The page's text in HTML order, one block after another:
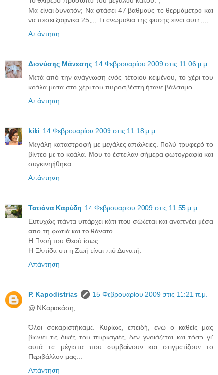
Μα είναι δυνατόν; Να φτάσει 47 βαθμούς το θερμόμετρο και
να πέσει ξαφνικά 25;;;; Τι ανωμαλία της φύσης είναι αυτή;;;;
Απάντηση
Διονύσης Μάνεσης 14 Φεβρουαρίου 2009 στις 11:06 μ.μ.
Μετά από την ανάγνωση ενός τέτοιου κειμένου, το χέρι του
κοάλα μέσα στο χέρι του πυροσβέστη ήτανε βάλσαμο...
Απάντηση
kiki 14 Φεβρουαρίου 2009 στις 11:18 μ.μ.
Μεγάλη καταστροφή με μεγάλες απώλειες. Πολύ τρυφερό το
βίντεο με το κοάλα. Μου το έστειλαν σήμερα φωτογραφία και
συγκινηήθηκα...
Απάντηση
Τατιάνα Καρύδη 14 Φεβρουαρίου 2009 στις 11:55 μ.μ.
Ευτυχώς πάντα υπάρχει κάτι που σώζεται και αναπνέει μέσα
απο τη φωτιά και το θάνατο.
Η Πνοή του Θεού ίσως..
Η Ελπίδα οτι η Ζωή είναι πιό Δυνατή.
Απάντηση
P. Kapodistrias
15 Φεβρουαρίου 2009 στις 11:21 π.μ.
@ ΝΚαρακάση,
Όλοι σοκαριστήκαμε. Κυρίως, επειδή, ενώ ο καθείς μας
βιώνει τις δικές του πυρκαγιές, δεν γνοιάζεται και τόσο γι'
αυτά τα μέγιστα που συμβαίνουν και στιγματίζουν το
Περιβάλλον μας...
Απάντηση